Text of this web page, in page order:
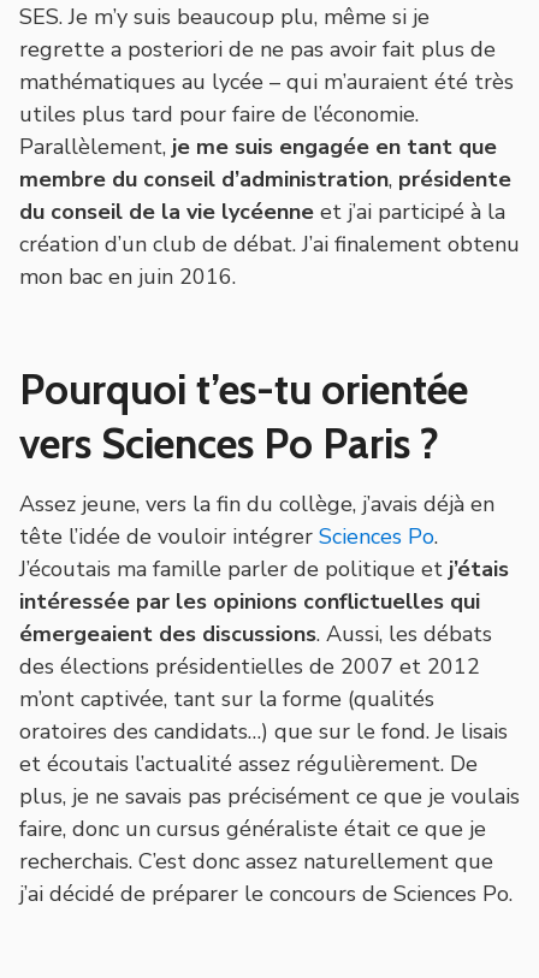
SES. Je m’y suis beaucoup plu, même si je
regrette a posteriori de ne pas avoir fait plus de
mathématiques au lycée – qui m’auraient été très
utiles plus tard pour faire de l’économie.
Parallèlement, je me suis engagée en tant que
membre du conseil d’administration, présidente
du conseil de la vie lycéenne et j’ai participé à la
création d’un club de débat. J’ai finalement obtenu
mon bac en juin 2016.
Pourquoi t’es-tu orientée
vers Sciences Po Paris ?
Assez jeune, vers la fin du collège, j’avais déjà en
tête l’idée de vouloir intégrer Sciences Po.
J’écoutais ma famille parler de politique et j’étais
intéressée par les opinions conflictuelles qui
émergeaient des discussions. Aussi, les débats
des élections présidentielles de 2007 et 2012
m’ont captivée, tant sur la forme (qualités
oratoires des candidats…) que sur le fond. Je lisais
et écoutais l’actualité assez régulièrement. De
plus, je ne savais pas précisément ce que je voulais
faire, donc un cursus généraliste était ce que je
recherchais. C’est donc assez naturellement que
j’ai décidé de préparer le concours de Sciences Po.